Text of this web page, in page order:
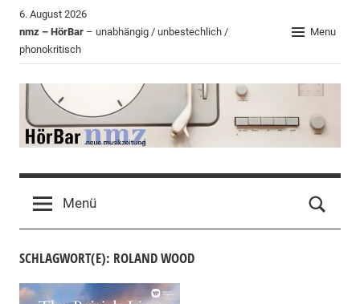
Zum
Inhalt
springen
6. August 2026
nmz – HörBar – unabhängig / unbestechlich /
phonokritisch
Menu
HörBar
der
nmz
Menü
SCHLAGWORT(E): ROLAND WOOD